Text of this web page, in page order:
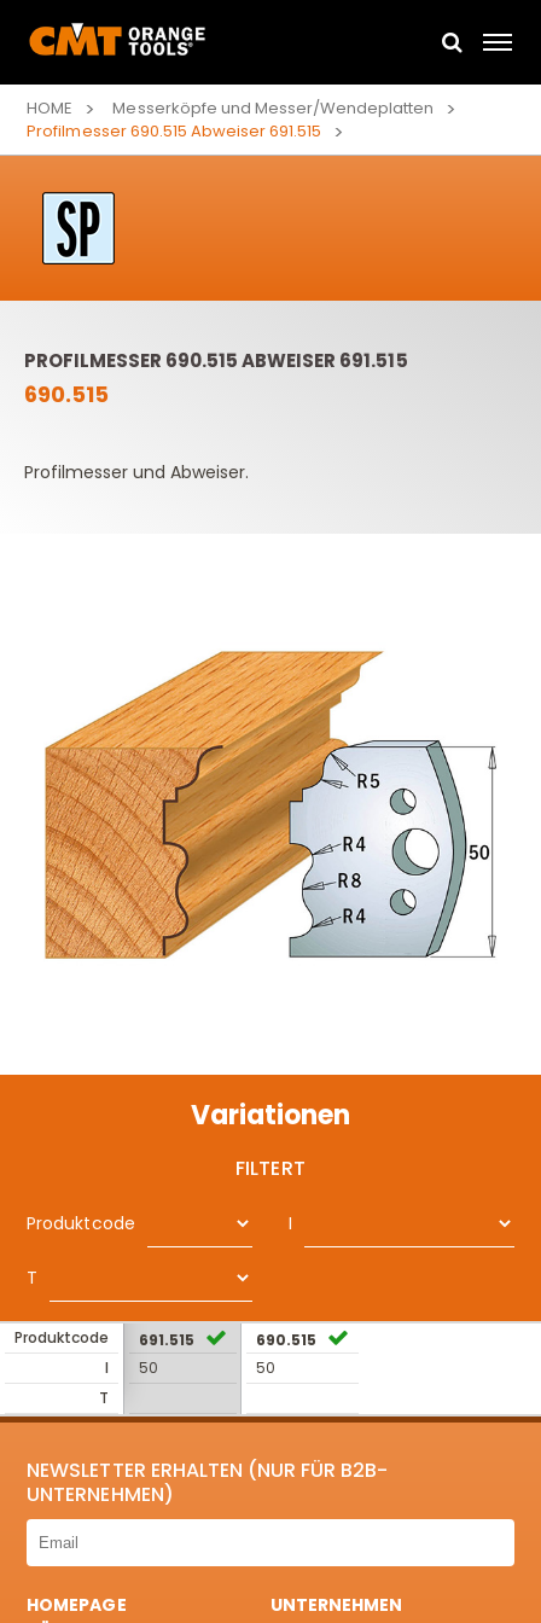
HOME
Messerköpfe und Messer/Wendeplatten
Profilmesser 690.515 Abweiser 691.515
PROFILMESSER 690.515 ABWEISER 691.515
690.515
Profilmesser und Abweiser.
Variationen
FILTERT
Produktcode I
T
Produktcode
I
T
691.515
50
690.515
50
NEWSLETTER ERHALTEN (NUR FÜR B2B-
UNTERNEHMEN)
HOMEPAGE
UNTERNEHMEN